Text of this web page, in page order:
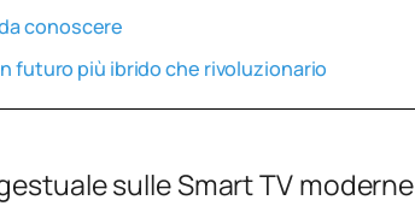
conoscere
futuro più ibrido che rivoluzionario
sulle Smart TV moderne